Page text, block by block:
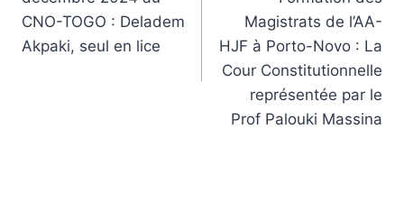
l’article
CNO-TOGO : Deladem
Akpaki, seul en lice
Magistrats de l’AA-
HJF à Porto-Novo : La
Cour Constitutionnelle
représentée par le
Prof Palouki Massina